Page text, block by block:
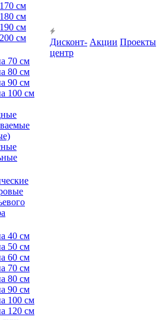
см
см
см
см
70 см
80 см
90 см
100 см
40 см
50 см
60 см
70 см
80 см
90 см
100 см
120 см
Дисконт-
центр
Акции Проекты